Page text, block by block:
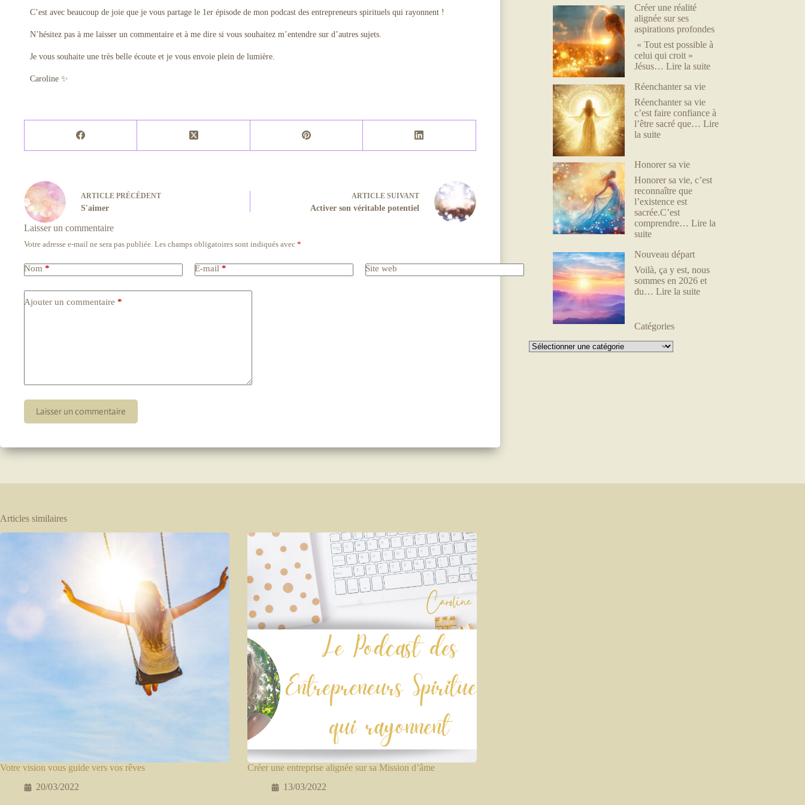
C’est avec beaucoup de joie que je vous partage le 1er épisode de mon podcast des entrepreneurs spirituels qui rayonnent !
N’hésitez pas à me laisser un commentaire et à me dire si vous souhaitez m’entendre sur d’autres sujets.
Je vous souhaite une très belle écoute et je vous envoie plein de lumière.
Caroline ✨
ARTICLE PRÉCÉDENT
S'aimer
ARTICLESUIVANT
Activer son véritable potentiel
Laisser un commentaire
Votre adresse e-mail ne sera pas publiée. Les champs obligatoires sont indiqués avec *
Nom * E-mail * Site web
Ajouter un commentaire *
Laisser un commentaire
Créer une réalité
alignée sur ses
aspirations profondes
« Tout est possible à
celui qui croit »
Jésus…Lire la suite
Réenchanter sa vie
Réenchanter sa vie
c’est faire confiance à
l’être sacré que…Lire
la suite
Honorer sa vie
Honorer sa vie, c’est
reconnaître que
l’existence est
sacrée.C’est
comprendre…Lire la
suite
Nouveau départ
Voilà, ça y est, nous
sommes en 2026 et
du…Lire la suite
Catégories
Articles similaires
Votre vision vous guide vers vos rêves
20/03/2022
Créer une entreprise alignée sur sa Mission d’âme
13/03/2022